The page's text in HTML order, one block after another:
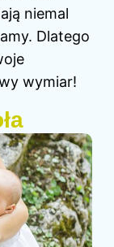
niemal
Dlatego
wymiar!